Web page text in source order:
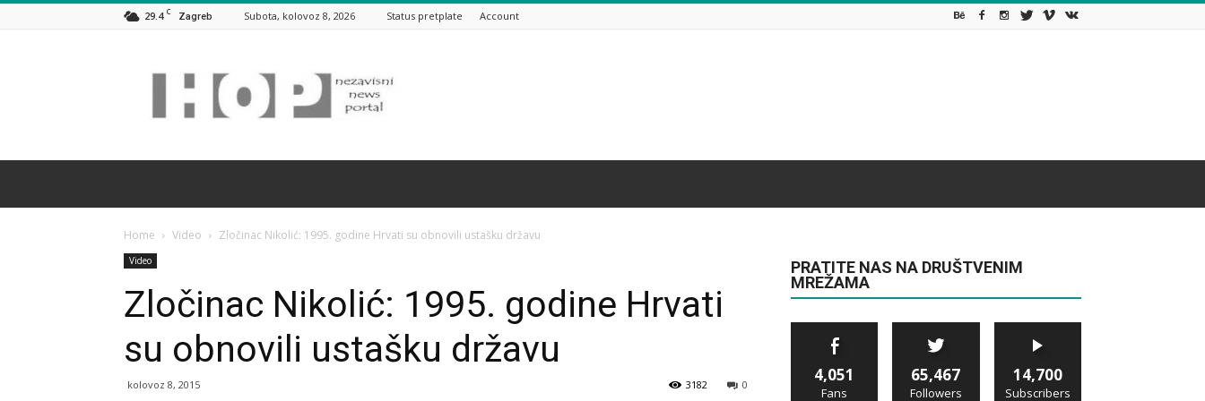
29.4 C Zagreb Subota, kolovoz 8, 2026 Status pretplate Account
Home Video Zločinac Nikolić: 1995. godine Hrvati su obnovili ustašku državu
Video
Zločinac Nikolić: 1995. godine Hrvati
su obnovili ustašku državu
kolovoz 8, 2015 0
3182
PRATITE NAS NA DRUŠTVENIM
MREŽAMA
4,051
Fans
65,467
Followers
14,700
Subscribers